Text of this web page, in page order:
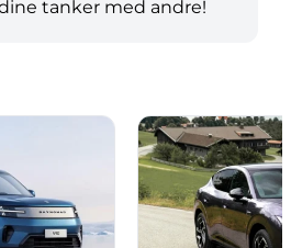
tanker med andre!